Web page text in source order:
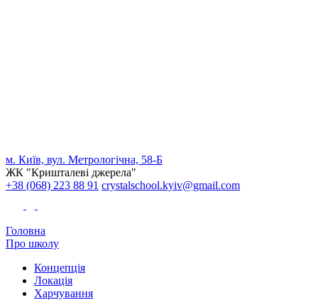
м. Київ, вул. Метрологічна, 58-Б
ЖК "Кришталеві джерела"
+38 (068) 223 88 91 crystalschool.kyiv@gmail.com
Головна
Про школу
Концепція
Локація
Харчування